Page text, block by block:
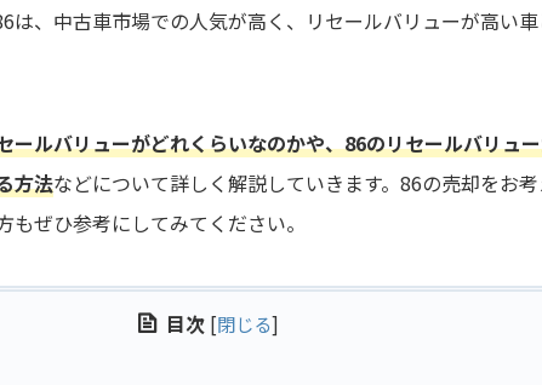
は、中古車市場での人気が高く、リセールバリューが高い
ールバリューがどれくらいなのかや、86のリセールバリュ
方法などについて詳しく解説していきます。86の売却をお
ぜひ参考にしてみてください。
目次 [閉じる]